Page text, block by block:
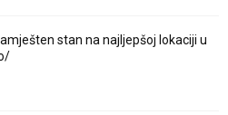
stan na najljepšoj lokaciji u